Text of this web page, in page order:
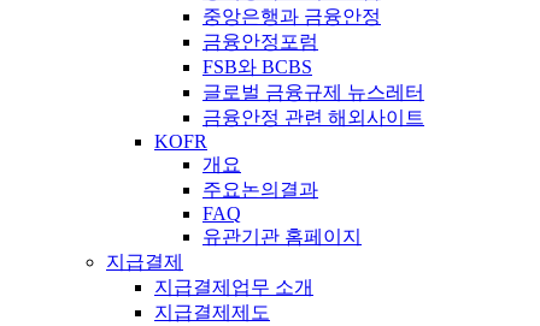
중앙은행과 금융안정
금융안정포럼
FSB와 BCBS
글로벌 금융규제 뉴스레터
금융안정 관련 해외사이트
KOFR
개요
주요논의결과
FAQ
유관기관 홈페이지
지급결제
지급결제업무 소개
지급결제제도